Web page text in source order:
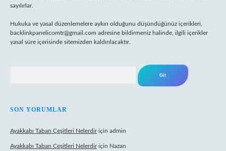
sayılırlar.
Hukuka ve yasal düzenlemelere aykırı olduğunu düşündüğünüz içerikleri,
backlinkpanelicomtr@gmail.com adresine bildirmeniz halinde, ilgili içerikler
yasal süre içerisinde sitemizden kaldırılacaktır.
SON YORUMLAR
Ayakkabı Taban Çeşitleri Nelerdiriçin admin
Ayakkabı Taban Çeşitleri Nelerdiriçin Nazan